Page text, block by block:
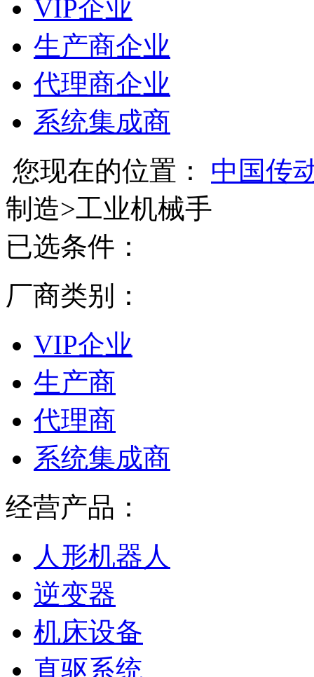
VIP企业
生产商企业
代理商企业
系统集成商
您现在的位置：
中国传
制造>工业机械手
已选条件：
厂商类别：
VIP企业
生产商
代理商
系统集成商
经营产品：
人形机器人
逆变器
机床设备
直驱系统